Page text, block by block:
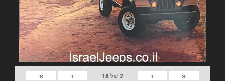
«
‹
2של18
›
»